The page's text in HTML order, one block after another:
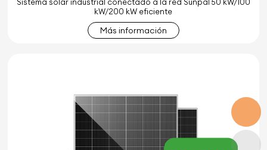
kW/200 kW eficiente
Más información